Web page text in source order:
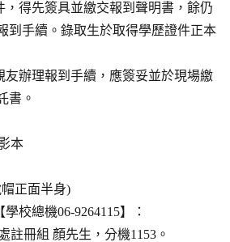
得先簽具並繳交報到聲明書，餘仍
到手續。錄取生於取得學歷證件正本
辦理報到手續，應簽妥並於現場繳
書。
本
正面半身)
校總機06-9264115】：
註冊組 顏先生，分機1153。